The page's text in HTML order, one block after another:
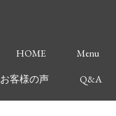
HOME Menu
お客様の声 Q&A